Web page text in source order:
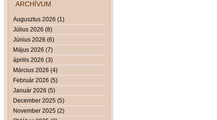
ARCHÍVUM
Augusztus 2026 (1)
Július 2026 (8)
Június 2026 (6)
Május 2026 (7)
április 2026 (3)
Március 2026 (4)
Február 2026 (5)
Január 2026 (5)
December 2025 (5)
November 2025 (2)